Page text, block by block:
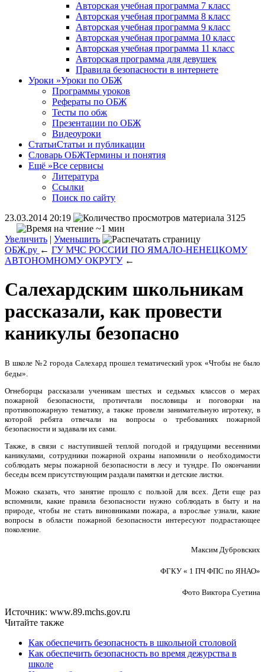
Авторская учебная программа 7 класс
Авторская учебная программа 8 класс
Авторская учебная программа 9 класс
Авторская учебная программа 10 класс
Авторская учебная программа 11 класс
Авторская программа для девушек
Правила безопасности в интернете
Уроки »Уроки по ОБЖ
Программы уроков
Рефераты по ОБЖ
Тесты по обж
Презентации по ОБЖ
Видеоуроки
СтатьиСтатьи и публикации
Словарь ОБЖТермины и понятия
Ещё »Все сервисы
Литература
Ссылки
Поиск по сайту
23.03.2014 20:19
3125
~1 мин
Увеличить | Уменьшить
ОБЖ.ру ← ГУ МЧС РОССИИ ПО ЯМАЛО-НЕНЕЦКОМУ
АВТОНОМНОМУ ОКРУГУ←
Салехардским школьникам
рассказали, как провести
каникулы безопасно
В школе №2 города Салехард прошел тематический урок «Чтобы не было
беды».
Огнеборцы рассказали ученикам шестых и седьмых классов о мерах
пожарной безопасности, протичтали пословицы и поговорки на
противопожарную тематику, а также провели занимательную игротеку, в
которой ребята отвечали на вопросы о требованиях пожарной
безопасности и задавали их сами.
Также, в связи с наступившей теплой погодой и грядущими весенними
каникулами, сотрудники пожарной охраны напомнили о необходимости
соблюдать меры пожарной безопасности в лесу и тундре. По окончании
беседы всем присутствующим раздали памятки и детские листки.
Можно сказать, что занятие прошло с пользой для всех. Дети еще раз
вспомнили, какие правила безопасности нужно соблюдать в быту и на
природе, чтобы не стать виновниками пожара, а взрослые узнали, какие
вопросы в области пожарной безопасности интересуют подрастающее
поколение.
Максим Дубровских
ФГКУ « 1 ПЧ ФПС по ЯНАО»
Фото Виктора Суетина
Источник: www.89.mchs.gov.ru
Читайте также
Как обеспечить безопасность в школьной столовой
Как обеспечить безопасность во время дежурства в
школе